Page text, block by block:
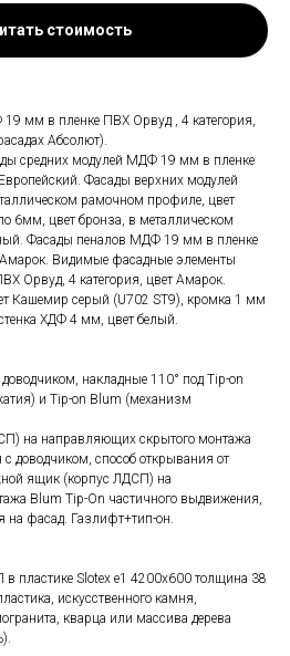
стоимость
мм в пленке ПВХ Орвуд , 4 категория,
Абсолют).
средних модулей МДФ 19 мм в пленке
Фасады верхних модулей
рамочном профиле, цвет
6мм, цвет бронза, в металлическом
Фасады пеналов МДФ 19 мм в пленке
Видимые фасадные элементы
Орвуд, 4 категория, цвет Амарок.
Кашемир серый (U702 ST9), кромка 1 мм
ХДФ 4 мм, цвет белый.
накладные 110° под Tip-on
и Tip-on Blum (механизм
на направляющих скрытого монтажа
доводчиком, способ открывания от
ящик (корпус ЛДСП) на
Blum Tip-On частичного выдвижения,
на фасад. Газлифт+тип-он.
в пластике Slotex e1 4200х600 толщина 38
искусственного камня,
кварца или массива дерева